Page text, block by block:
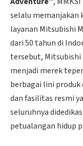
selalu memanjakan
layanan Mitsubishi
dari 50 tahun di
tersebut,
menjadi merek
berbagai lini produk
dan fasilitas resmi
seluruhnya
petualangan hidup